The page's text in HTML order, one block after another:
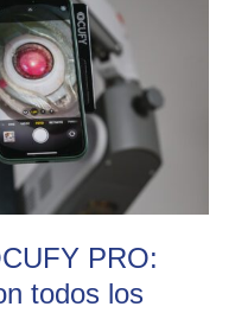
PRO:
todos los